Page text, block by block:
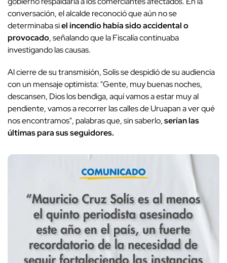
conversación, el alcalde reconoció que aún no se
determinaba siel incendio había sido accidental o
provocado, señalando que la Fiscalía continuaba
investigando las causas.
Al cierre de su transmisión, Solís se despidió de su audiencia
con un mensaje optimista: "Gente, muy buenas noches,
descansen, Dios los bendiga, aquí vamos a estar muy al
pendiente, vamos a recorrer las calles de Uruapan a ver qué
nos encontramos", palabras que, sin saberlo,serían las
últimas para sus seguidores.